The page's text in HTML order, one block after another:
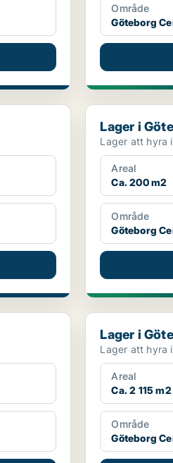
Område
Göteborg
Lager i
Lager i
Lager att hyra
Areal
Ca. 200 m2
Område
Göteborg
Lager i
Lager i
Lager att hyra
Areal
Ca. 2 115 m2
Område
Göteborg